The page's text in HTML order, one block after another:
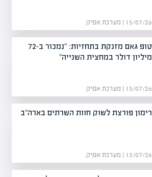
15/07/26 | מערכת אפיק
טופ גאם מזנקת בתחזיות: "נמכור ב-72
מיליון דולר במחצית השנייה"
13/07/26 | מערכת אפיק
רימון פורצת לשוק חוות השרתים בארה"ב
13/07/26 | מערכת אפיק